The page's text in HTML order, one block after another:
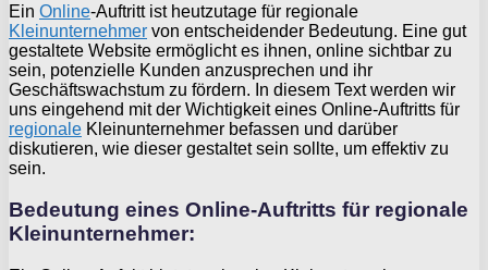
Ein Online-Auftritt ist heutzutage für regionale
Kleinunternehmer von entscheidender Bedeutung. Eine gut
gestaltete Website ermöglicht es ihnen, online sichtbar zu
sein, potenzielle Kunden anzusprechen und ihr
Geschäftswachstum zu fördern. In diesem Text werden wir
uns eingehend mit der Wichtigkeit eines Online-Auftritts für
regionale Kleinunternehmer befassen und darüber
diskutieren, wie dieser gestaltet sein sollte, um effektiv zu
sein.
Bedeutung eines Online-Auftritts für regionale
Kleinunternehmer: